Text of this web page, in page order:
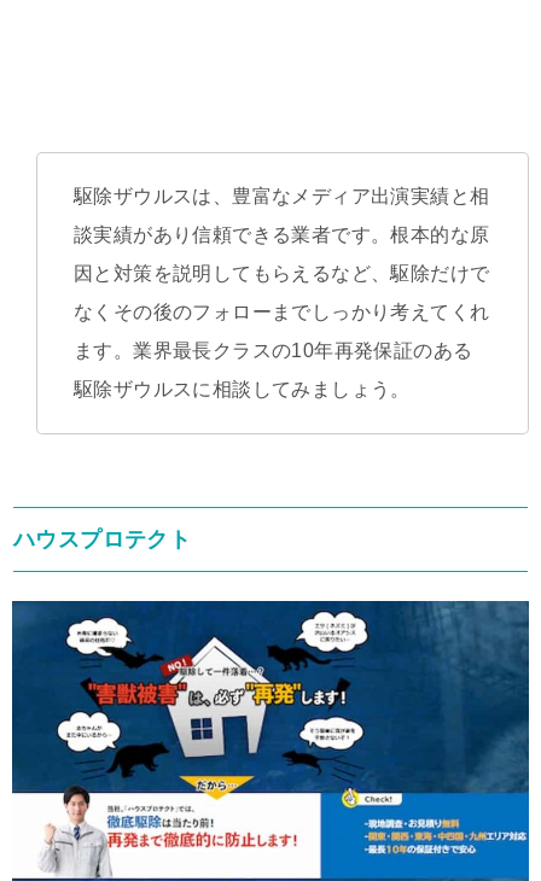
駆除ザウルスは、豊富なメディア出演実績と相
談実績があり信頼できる業者です。根本的な原
因と対策を説明してもらえるなど、駆除だけで
なくその後のフォローまでしっかり考えてくれ
ます。業界最長クラスの10年再発保証のある
駆除ザウルスに相談してみましょう。
ハウスプロテクト